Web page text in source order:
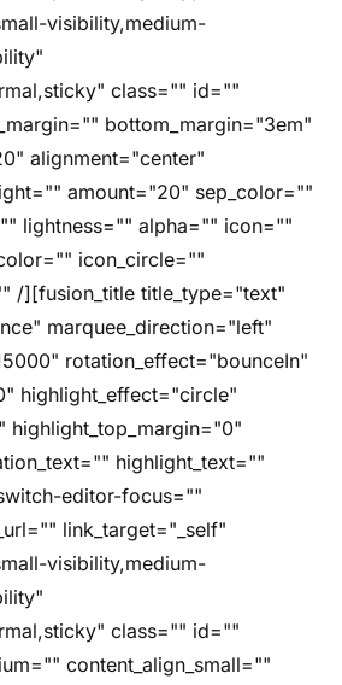
visibility,medium-
class="" id=""
bottom_margin="3em"
alignment="center"
amount="20" sep_color=""
lightness="" alpha="" icon=""
icon_circle=""
/][fusion_title title_type="text"
marquee_direction="left"
rotation_effect="bounceIn"
highlight_effect="circle"
highlight_top_margin="0"
highlight_text=""
editor-focus=""
link_target="_self"
visibility,medium-
class="" id=""
content_align_small=""